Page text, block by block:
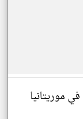
في موريتانيا